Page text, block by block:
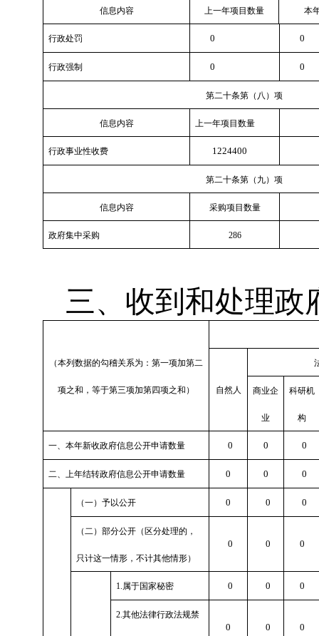
信息内容 上一年项目数量 本
行政处罚 0 0
行政强制 0 0
第二十条第（八）项
信息内容 上一年项目数量
行政事业性收费 1224400
第二十条第（九）项
信息内容 采购项目数量
政府集中采购 286
三、收到和处理政
（本列数据的勾稽关系为：第一项加第二
项之和，等于第三项加第四项之和） 自然人 商业企
业
科研机
构
一、本年新收政府信息公开申请数量 0 0 0
二、上年结转政府信息公开申请数量 0 0 0
（一）予以公开 0 0 0
（二）部分公开（区分处理的，
只计这一情形，不计其他情形）
0 0 0
1.属于国家秘密 0 0 0
2.其他法律行政法规禁
0 0 0